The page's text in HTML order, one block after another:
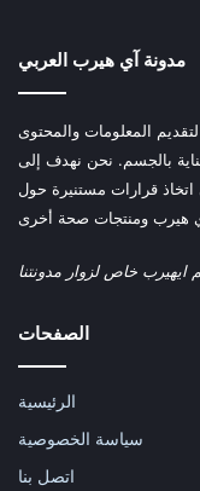
مدونة آي هيرب العربي
المعلومات والمحتوى
بالجسم. نحن نهدف إلى
قرارات مستنيرة حول
الصفحات
الرئيسية
سياسة الخصوصية
اتصل بنا